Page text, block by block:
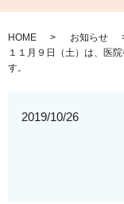
HOME
お知らせ
１１月９日（土）は、医
す。
2019/10/26